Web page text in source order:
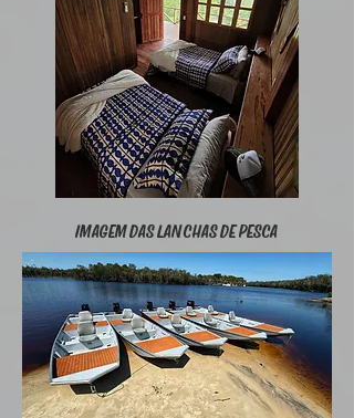
IMAGEM DAS LANCHAS DE PESCA